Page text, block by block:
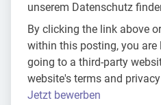
unserem Datenschutz
By clicking the link above
within this posting, you are
going to a third-party
website's terms and
Jetzt bewerben